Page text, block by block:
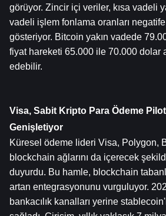
görüyor. Zincir içi veriler, kısa vadeli
vadeli işlem fonlama oranları
gösteriyor. Bitcoin yakın vadede
fiyat hareketi 65.000 ile 70.000 dolar
edebilir.
Visa, Sabit Kripto Para Ödeme
Genişletiyor
Küresel ödeme lideri Visa, Polygon,
blockchain ağlarını da içerecek
duyurdu. Bu hamle, blockchain
artan entegrasyonunu vurguluyor.
bankacılık kanalları yerine